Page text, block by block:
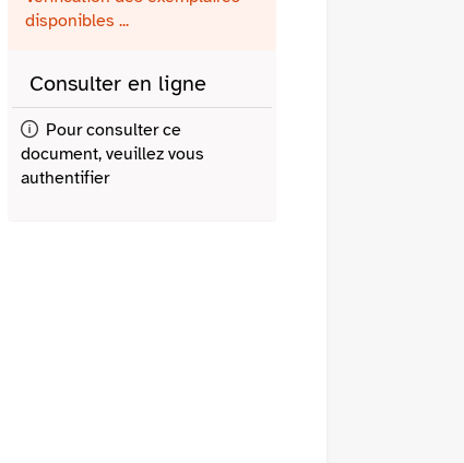
disponibles ...
Consulter en ligne
Pour consulter ce
document, veuillez vous
authentifier